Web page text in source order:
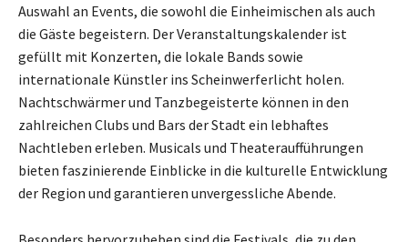
Auswahl an Events, die sowohl die Einheimischen als auch
die Gäste begeistern. Der Veranstaltungskalender ist
gefüllt mit Konzerten, die lokale Bands sowie
internationale Künstler ins Scheinwerferlicht holen.
Nachtschwärmer und Tanzbegeisterte können in den
zahlreichen Clubs und Bars der Stadt ein lebhaftes
Nachtleben erleben. Musicals und Theateraufführungen
bieten faszinierende Einblicke in die kulturelle Entwicklung
der Region und garantieren unvergessliche Abende.